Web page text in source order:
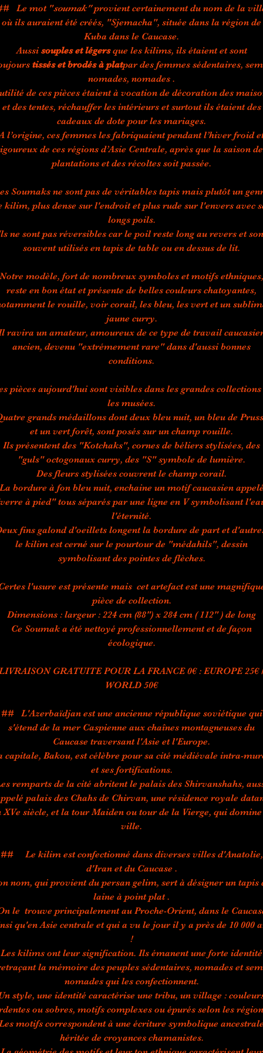
Le mot "soumak"provient certainement du nom de la
où ils auraient été créés, "Sjemacha", située dans la région de
Kuba dans le Caucase.
Aussisouples et légersque les kilims, ils étaient et sont
tissés et brodés à platpar des femmes sédentaires,
nomades, nomades .
de ces pièces étaient à vocation de décoration des
et des tentes, réchauffer les intérieurs et surtout ils étaient des
cadeaux de dote pour les mariages.
l’origine, ces femmes les fabriquaient pendant l’hiver froid
de ces régions d’Asie Centrale, après que la saison
plantations et des récoltes soit passée.
Soumaks ne sont pas de véritables tapis mais plutôt un
kilim, plus dense sur l'endroit et plus rude sur l'envers avec
longs poils.
ne sont pas réversibles car le poil reste long au revers et
souvent utilisés en tapis de table ou en dessus de lit.
Notre modèle, fort de nombreux symboles et motifs ethniques,
reste en bon état et présente de belles couleurs chatoyantes,
le rouille, voir corail, les bleu, les vert et un
jaune curry.
ravira un amateur, amoureux de ce type de travail
ancien, devenu "extrémement rare" dans d'aussi bonnes
conditions.
pièces aujourd'hui sont visibles dans les grandes collections
les musées.
grands médaillons dont deux bleu nuit, un bleu de
et un vert forêt, sont posés sur un champ rouille.
Ils présentent des "Kotchaks", cornes de béliers stylisées, des
"guls" octogonaux curry, des "S" symbole de lumière.
Des fleurs stylisées couvrent le champ corail.
La bordure à fon bleu nuit, enchaine un motif caucasien
à pied" tous séparés par une ligne en V symbolisant
l'éternité.
fins galond d'oeillets longent la bordure de part et
le kilim est cerné sur le pourtour de "médahils", dessin
symbolisant des pointes de flèches.
l'usure est présente mais cet artefact est une
pièce de collection.
Dimensions : largeur : 224 cm (88") x 284 cm ( 112" ) de long
Ce Soumak a été nettoyé professionnellement et de façon
écologique.
GRATUITE POUR LA FRANCE 0€ : EUROPE 25€
WORLD 50€
## L'Azerbaïdjan est une ancienne république soviétique qui
s'étend de la mer Caspienne aux chaînes montagneuses du
Caucase traversant l'Asie et l'Europe.
capitale, Bakou, est célèbre pour sa cité médiévale intra-
et ses fortifications.
remparts de la cité abritent le palais des Shirvanshahs,
palais des Chahs de Chirvan, une résidence royale
XVe siècle, et la tour Maiden ou tour de la Vierge, qui
ville.
## Le kilim est confectionné dans diverses villes d'Anatolie,
d'Iran et du Caucase .
nom, qui provient du persan gelim, sert à désigner un tapis
laine à point plat .
le trouve principalement au Proche-Orient, dans le
qu'en Asie centrale et qui a vu le jour il y a près de 10 000
!
Les kilims ont leur signification. Ils émanent une forte identité
la mémoire des peuples sédentaires, nomades et
nomades qui les confectionnent.
style, une identité caractérise une tribu, un village :
ou sobres, motifs complexes ou épurés selon les
motifs correspondent à une écriture symbolique
héritée de croyances chamanistes.